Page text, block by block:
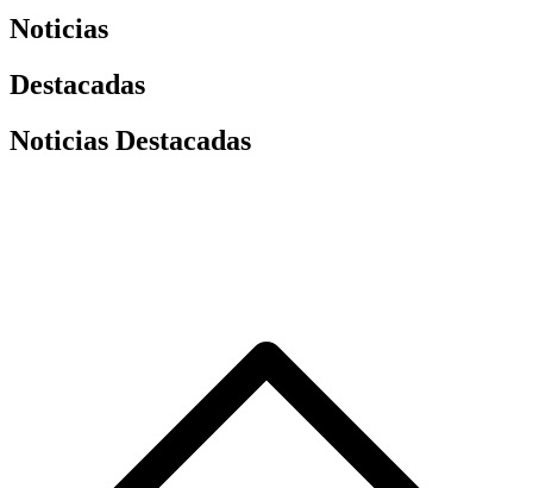
Noticias
Destacadas
Noticias Destacadas